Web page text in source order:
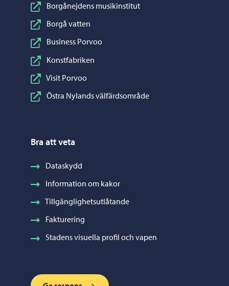
Borgånejdens musikinstitut
Borgå vatten
Business Porvoo
Konstfabriken
Visit Porvoo
Östra Nylands välfärdsområde
Bra att veta
Dataskydd
Information om kakor
Tillgänglighetsutlåtande
Fakturering
Stadens visuella profil och vapen